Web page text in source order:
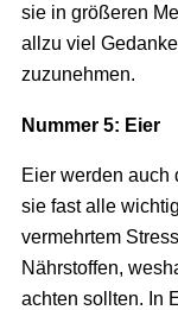
sie in größeren
allzu viel
zuzunehmen.
Nummer 5: Eier
Eier werden auch
sie fast alle
vermehrtem
Nährstoffen,
achten sollten. In